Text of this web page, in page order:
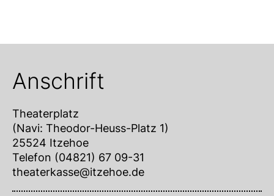
Anschrift
Theaterplatz
(Navi: Theodor-Heuss-Platz 1)
25524 Itzehoe
Telefon (04821) 67 09-31
theaterkasse@itzehoe.de